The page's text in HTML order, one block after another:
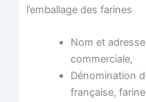
l’emballage des farines
Nom et
commerciale,
Déno­mi­na­tion
fran­çaise,